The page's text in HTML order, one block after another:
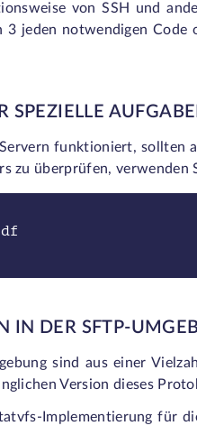
von SSH und
jeden notwendigen Code
SPEZIELLE
funktioniert, sollten
zu überprüfen, verwenden
IN DER SFTP-
sind aus einer
Version dieses
Implementierung für